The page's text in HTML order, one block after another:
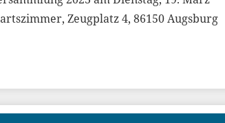
Zeugplatz 4, 86150 Augsburg